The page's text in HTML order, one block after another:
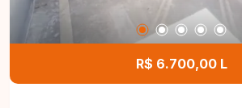
os detalhes deste terreno e ajudar
um excelente investimento.
R$ 6.700,00 L